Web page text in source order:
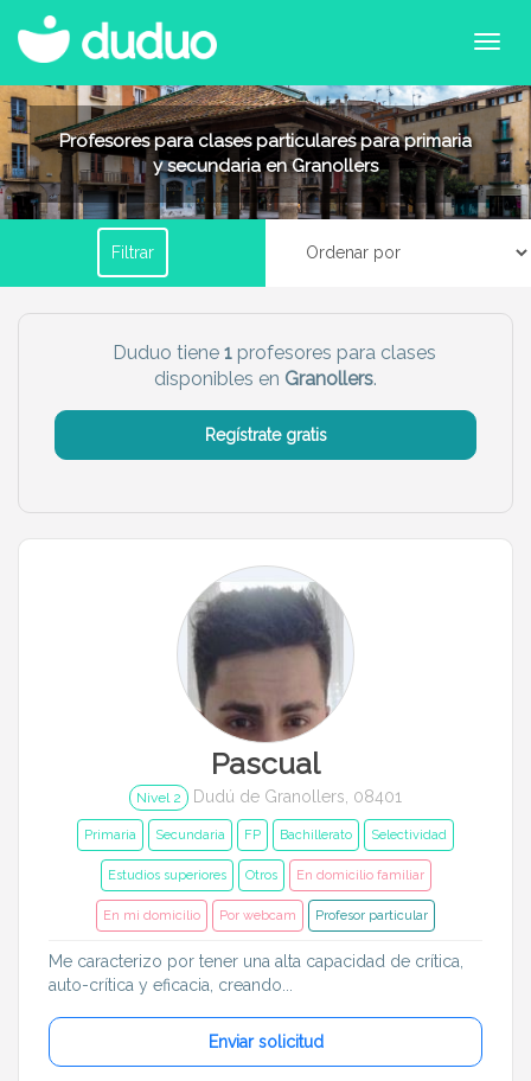
Profesores para clases particulares para primaria
y secundaria en Granollers
Filtrar
Filtrar por horario
Tu dudú ideal
Chico Chica
Más servicio del dudú
Canguro Profesor
Entrenador Asistente
Otros Universitarios
Materias
Duduo tiene 1 profesores para clases
disponibles en Granollers.
Regístrate gratis
Pascual
Nivel 2 Dudú de Granollers, 08401
Primaria Secundaria FP Bachillerato Selectividad
Estudios superiores Otros En domicilio familiar
En mi domicilio Por webcam Profesor particular
Me caracterizo por tener una alta capacidad de crítica,
auto-crítica y eficacia, creando...
Enviar solicitud